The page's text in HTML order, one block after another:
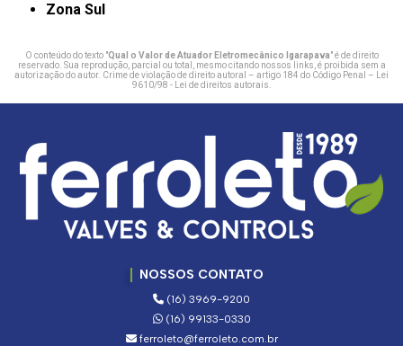
Zona Sul
O conteúdo do texto "Qual o Valor de Atuador Eletromecânico Igarapava" é de direito
reservado. Sua reprodução, parcial ou total, mesmo citando nossos links, é proibida sem a
autorização do autor. Crime de violação de direito autoral – artigo 184 do Código Penal – Lei
9610/98 - Lei de direitos autorais.
NOSSOS CONTATO
(16) 3969-9200
(16) 99133-0330
ferroleto@ferroleto.com.br